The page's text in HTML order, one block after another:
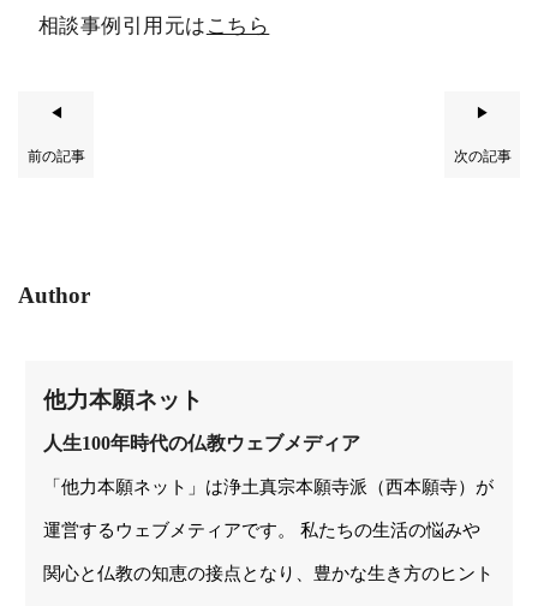
相談事例引用元は こちら
◀
前の記事
▶
次の記事
Author
他力本願ネット
人生100年時代の仏教ウェブメディア
「他力本願ネット」は浄土真宗本願寺派（西本願寺）が
運営するウェブメティアです。 私たちの生活の悩みや
関心と仏教の知恵の接点となり、豊かな生き方のヒント